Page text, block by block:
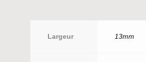
Largeur 13mm